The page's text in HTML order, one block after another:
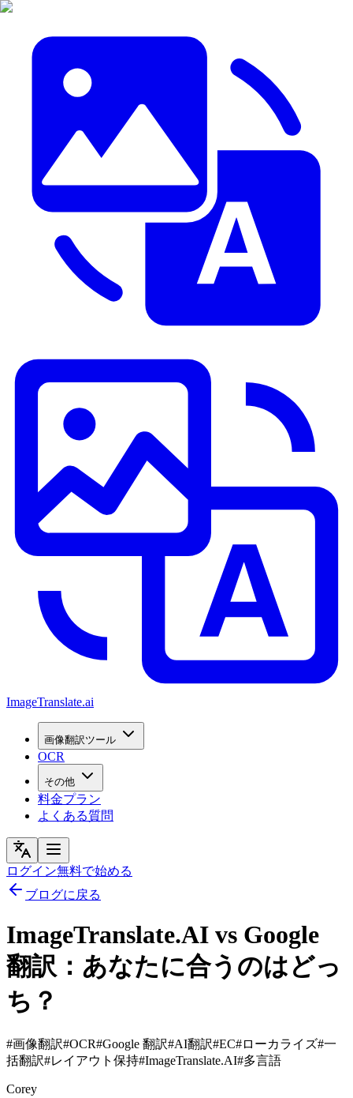
ImageTranslate.ai
画像翻訳ツール
OCR
その他
料金プラン
よくある質問
ログイン無料で始める
ブログに戻る
ImageTranslate.AI vs Google
翻訳：あなたに合うのはどっ
ち？
#画像翻訳#OCR#Google 翻訳#AI翻訳#EC#ローカライズ#一
括翻訳#レイアウト保持#ImageTranslate.AI#多言語
Corey